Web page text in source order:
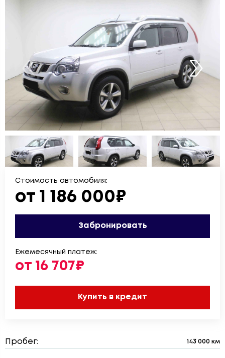
Стоимость автомобиля:
от 1 186 000₽
Забронировать
Ежемесячный платеж:
от 16 707₽
Купить в кредит
Пробег: 143 000 км